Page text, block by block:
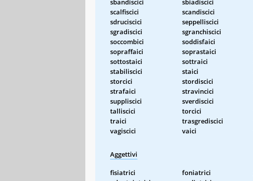
scalfiscici
scandiscici
sdruciscici
seppelliscici
sgradiscici
sgranchiscici
soccombici
soddisfaici
sopraffaici
soprastaici
sottostaici
sottraici
stabiliscici
staici
storcici
stordiscici
strafaici
stravincici
suppliscici
sverdiscici
talliscici
torcici
traici
trasgrediscici
vagiscici
vaici
Aggettivi
fisiatrici foniatrici